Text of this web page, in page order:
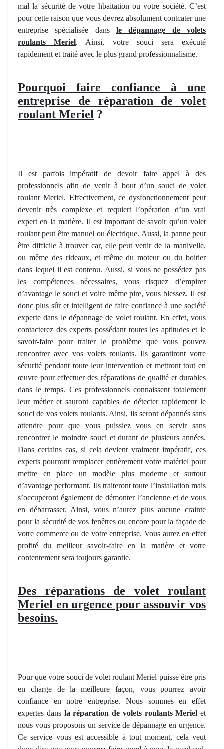
mal la sécurité de votre hbaitation ou votre société. C’est
pour cette raison que vous devrez absolument contcater une
entreprise spécialisée dans le dépannage de volets
roulants Meriel. Ainsi, votre souci sera exécuté
rapidement et traité avec le plus grand professionnalisme.
Pourquoi faire confiance à une
entreprise de réparation de volet
roulant Meriel ?
Il est parfois impératif de devoir faire appel à des
professionnels afin de venir à bout d’un souci de volet
roulant Meriel. Effectivement, ce dysfonctionnement peut
devenir très complexe et requiert l’opération d’un vrai
expert en la matière. Il est important de savoir qu’un volet
roulant peut être manuel ou électrique. Aussi, la panne peut
être difficile à trouver car, elle peut venir de la manivelle,
ou même des rideaux, et même du moteur ou du boitier
dans lequel il est contenu. Aussi, si vous ne possédez pas
les compétences nécessaires, vous risquez d’empirer
d’avantage le souci et voire même pire, vous blessez. Il est
donc plus sûr et intelligent de faire confiance à une société
experte dans le dépannage de volet roulant. En effet, vous
contacterez des experts possédant toutes les aptitudes et le
savoir-faire pour traiter le problème que vous pouvez
rencontrer avec vos volets roulants. Ils garantiront votre
sécurité pendant toute leur intervention et mettront tout en
œuvre pour effectuer des réparations de qualité et durables
dans le temps. Ces professionnels connaissent totalement
leur métier et sauront capables de détecter rapidement le
souci de vos volets roulants. Ainsi, ils seront dépannés sans
attendre pour que vous puissiez vous en servir sans
rencontrer le moindre souci et durant de plusieurs années.
Dans certains cas, si cela devient vraiment impératif, ces
experts pourront remplacer entièrement votre matériel pour
mettre en place un modèle plus moderne et surtout
d’avantage performant. Ils traiteront toute l’installation mais
s’occuperont également de démonter l’ancienne et de vous
en débarrasser. Ainsi, vous n’aurez plus aucune crainte
pour la sécurité de vos fenêtres ou encore pour la façade de
votre commerce ou de votre entreprise. Vous aurez en effet
profité du meilleur savoir-faire en la matière et votre
contentement sera toujours garantie.
Des réparations de volet roulant
Meriel en urgence pour assouvir vos
besoins.
Pour que votre souci de volet roulant Meriel puisse être pris
en charge de la meilleure façon, vous pourrez avoir
confiance en notre entreprise. Nous sommes en effet
expertes dans la réparation de volets roulants Meriel et
nous vous proposons un service de dépannage en urgence.
Ce service vous est accessible à tout moment, cela veut